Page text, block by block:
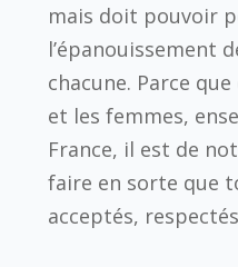
mais doit pouvoir
l’épanouissement
chacune. Parce
et les femmes,
France, il est de
faire en sorte que
acceptés,